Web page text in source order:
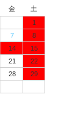
金
土
1
7
8
14
15
21
22
28
29